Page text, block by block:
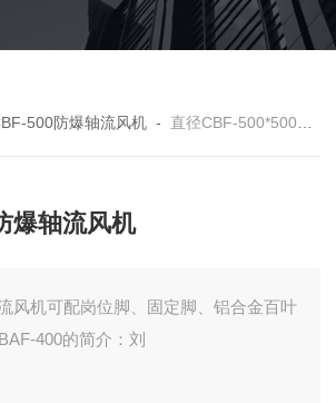
500防爆轴流风机 - 直径CBF-500*500防爆轴流风机
爆轴流风机
风机可配岗位脚、固定脚、铝合金百叶
400的简介：刘